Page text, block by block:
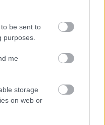
be sent to
purposes.
me
storage
on web or